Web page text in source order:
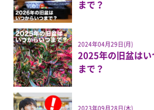
まで？
2024年04月29日(月)
2025年の旧盆はい
まで？
2023年09月28日(木)